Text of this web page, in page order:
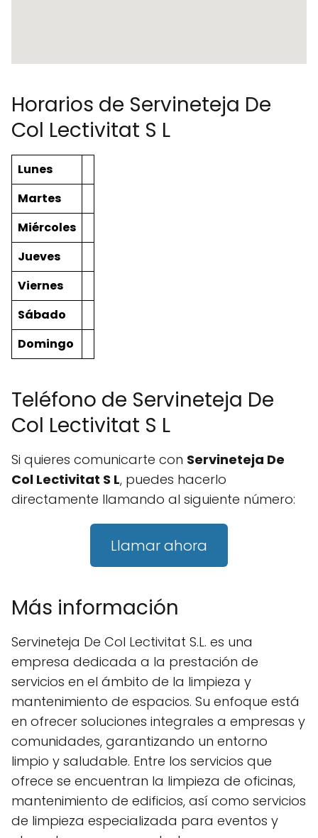
Horarios de Servineteja De
Col Lectivitat S L
Lunes
Martes
Miércoles
Jueves
Viernes
Sábado
Domingo
Teléfono de Servineteja De
Col Lectivitat S L
Si quieres comunicarte con Servineteja De
Col Lectivitat S L, puedes hacerlo
directamente llamando al siguiente número:
Llamar ahora
Más información
Servineteja De Col Lectivitat S.L. es una
empresa dedicada a la prestación de
servicios en el ámbito de la limpieza y
mantenimiento de espacios. Su enfoque está
en ofrecer soluciones integrales a empresas y
comunidades, garantizando un entorno
limpio y saludable. Entre los servicios que
ofrece se encuentran la limpieza de oficinas,
mantenimiento de edificios, así como servicios
de limpieza especializada para eventos y